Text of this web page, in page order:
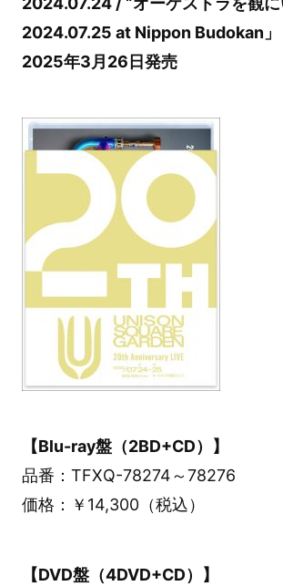
2024.07.25 at Nippon Budokan」
2025年3月26日発売
【Blu-ray盤（2BD+CD）】
品番：TFXQ-78274～78276
価格：￥14,300（税込）
【DVD盤（4DVD+CD）】